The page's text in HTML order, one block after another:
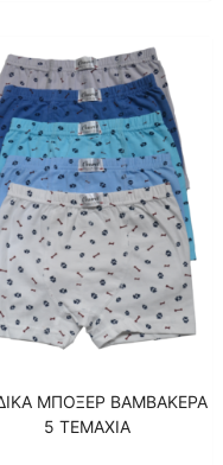
ΜΠΟΞΕΡ ΒΑΜΒΑΚΕΡΑ
5 ΤΕΜΑΧΙΑ